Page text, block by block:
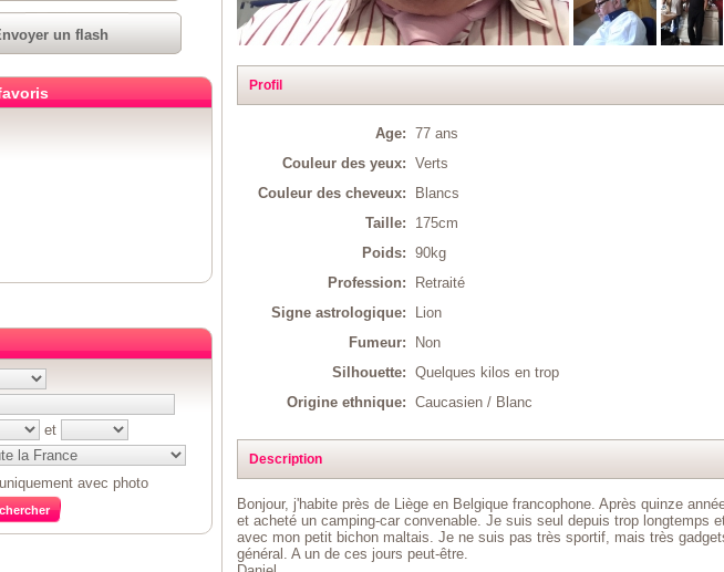
Profil
Age:
77 ans
Couleur des yeux:
Verts
Couleur des cheveux:
Blancs
Taille:
175cm
Poids:
90kg
Profession:
Retraité
Signe astrologique:
Lion
Fumeur:
Non
Silhouette:
Quelques kilos en trop
Origine ethnique:
Caucasien / Blanc
Description
Bonjour, j'habite près de Liège en Belgique francophone. Après quinze
et acheté un camping-car convenable. Je suis seul depuis trop longtemps
avec mon petit bichon maltais. Je ne suis pas très sportif, mais très
général. A un de ces jours peut-être.
un flash
et
uniquement avec photo